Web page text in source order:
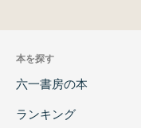
本を探す
六一書房の本
ランキング